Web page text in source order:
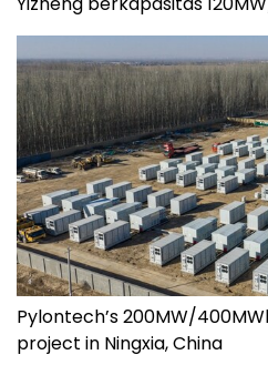
Pylontech’s 200MW/
project in Ningxia, China